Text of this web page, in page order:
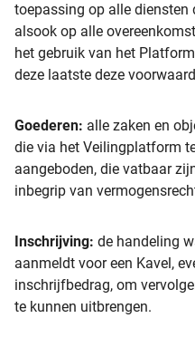
toepassing op alle diensten
alsook op alle
het gebruik van het
deze laatste deze
Goederen: alle zaken en
die via het Veilingplatform
aangeboden, die vatbaar
inbegrip van
Inschrijving: de handeling
aanmeldt voor een Kavel,
inschrijfbedrag, om
te kunnen uitbrengen.